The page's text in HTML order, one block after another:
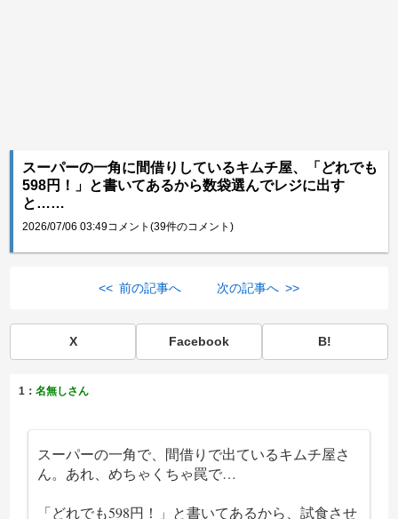
スーパーの一角に間借りしているキムチ屋、「どれでも
598円！」と書いてあるから数袋選んでレジに出す
と……
2026/07/06 03:49コメント(39件のコメント)
<< 前の記事へ 次の記事へ >>
X Facebook B!
1：名無しさん
スーパーの一角で、間借りで出ているキムチ屋さ
ん。あれ、めちゃくちゃ罠で…
「どれでも598円！」と書いてあるから、試食させ